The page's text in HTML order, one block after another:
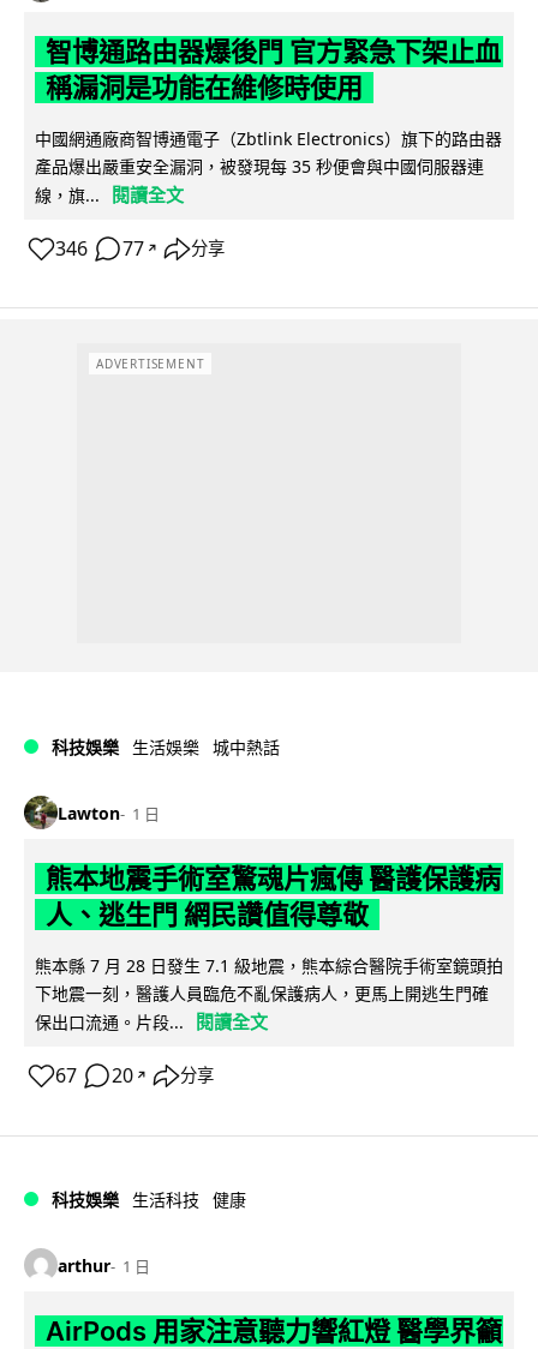
智博通路由器爆後門 官方緊急下架止血
稱漏洞是功能在維修時使用
中國網通廠商智博通電子（Zbtlink Electronics）旗下的路由器
產品爆出嚴重安全漏洞，被發現每 35 秒便會與中國伺服器連
線，旗...
閱讀全文
346 77 ↗ 分享
ADVERTISEMENT
科技娛樂 生活娛樂 城中熱話
Lawton 1 日
熊本地震手術室驚魂片瘋傳 醫護保護病
人、逃生門 網民讚值得尊敬
熊本縣 7 月 28 日發生 7.1 級地震，熊本綜合醫院手術室鏡頭拍
下地震一刻，醫護人員臨危不亂保護病人，更馬上開逃生門確
保出口流通。片段...
閱讀全文
67 20 ↗ 分享
科技娛樂 生活科技 健康
arthur 1 日
AirPods 用家注意聽力響紅燈 醫學界籲